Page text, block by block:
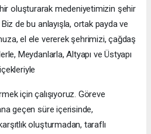
oluşturarak medeniyetimizin şehir
de bu anlayışla, ortak payda ve
el ele vererek şehrimizi, çağdaş
Meydanlarla, Altyapı ve Üstyapı
için çalışıyoruz. Göreve
geçen süre içerisinde,
oluşturmadan, taraflı